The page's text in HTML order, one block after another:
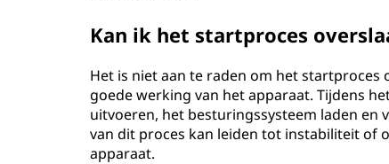
Kan ik het startproces
Het is niet aan te raden om het startproces
goede werking van het apparaat. Tijdens
uitvoeren, het besturingssysteem laden en
van dit proces kan leiden tot instabiliteit of
apparaat.